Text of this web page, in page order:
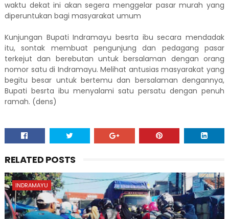
waktu dekat ini akan segera menggelar pasar murah yang
diperuntukan bagi masyarakat umum
Kunjungan Bupati Indramayu besrta ibu secara mendadak
itu, sontak membuat pengunjung dan pedagang pasar
terkejut dan berebutan untuk bersalaman dengan orang
nomor satu di Indramayu. Melihat antusias masyarakat yang
begitu besar untuk bertemu dan bersalaman dengannya,
Bupati besrta ibu menyalami satu persatu dengan penuh
ramah. (dens)
RELATED POSTS
INDRAMAYU